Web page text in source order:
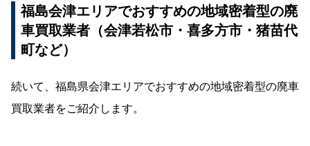
福島会津エリアでおすすめの地域密着型の廃
車買取業者（会津若松市・喜多方市・猪苗代
町など）
続いて、福島県会津エリアでおすすめの地域密着型の廃車
買取業者をご紹介します。